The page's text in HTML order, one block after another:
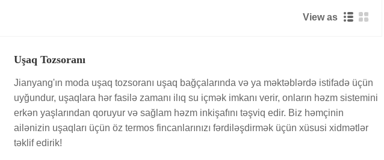
View as
Uşaq Tozsoranı
Jianyang'ın moda uşaq tozsoranı uşaq bağçalarında və ya məktəblərdə istifadə üçün
uyğundur, uşaqlara hər fasilə zamanı ilıq su içmək imkanı verir, onların həzm sistemini
erkən yaşlarından qoruyur və sağlam həzm inkişafını təşviq edir. Biz həmçinin
ailənizin uşaqları üçün öz termos fincanlarınızı fərdiləşdirmək üçün xüsusi xidmətlər
təklif edirik!